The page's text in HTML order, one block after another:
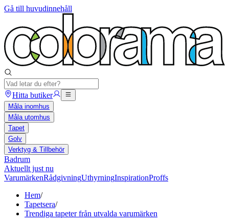
Gå till huvudinnehåll
Hitta butiker
Måla inomhus
Måla utomhus
Tapet
Golv
Verktyg & Tillbehör
Badrum
Aktuellt just nu
VarumärkenRådgivningUthyrningInspirationProffs
Hem/
Tapetsera/
Trendiga tapeter från utvalda varumärken